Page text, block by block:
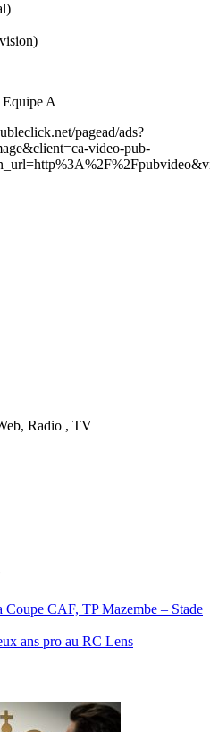
A
pagead/ads?
video-pub-
Radio , TV
Coupe CAF, TP Mazembe – Stade
ans pro au RC Lens